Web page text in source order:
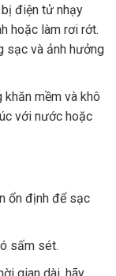
điện tử nhạy
hoặc làm rơi rớt.
sạc và ảnh hưởng
mềm và khô
với nước hoặc
ổn định để sạc
sấm sét.
gian dài, hãy